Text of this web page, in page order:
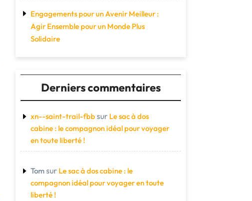
Engagements pour un Avenir Meilleur :
Agir Ensemble pour un Monde Plus
Solidaire
Derniers commentaires
xn--saint-trail-fbbsur Le sac à dos
cabine : le compagnon idéal pour voyager
en toute liberté !
Tom sur Le sac à dos cabine : le
compagnon idéal pour voyager en toute
liberté !